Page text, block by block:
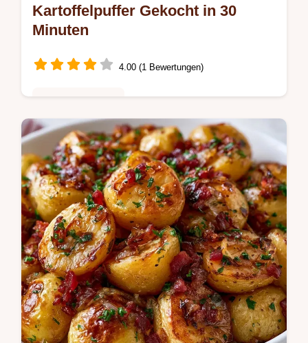
Kartoffelpuffer Gekocht in 30
Minuten
4.00 (1 Bewertungen)
Erfahren Sie in einer Zutat-Wirkungs-Tabelle
alle Details. Diese Kartoffelpuffer aus
gekochten Kartoffeln sind ideal für die
Resteverwertung.